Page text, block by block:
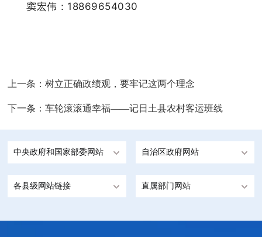
窦宏伟：18869654030
上一条：树立正确政绩观，要牢记这两个理念
下一条：车轮滚滚通幸福——记日土县农村客运班线
中央政府和国家部委网站 自治区政府网站
各县级网站链接 直属部门网站